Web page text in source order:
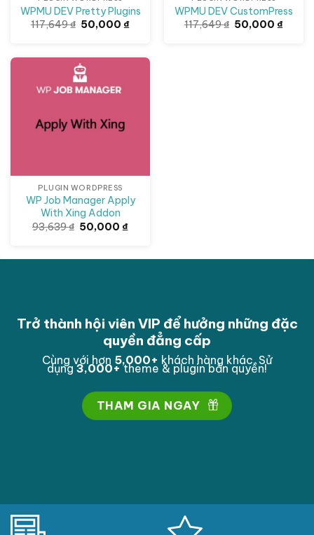
WPMU DEV Pretty Plugins
117,649₫ Giá
gốc
50,000₫Giá
50,000 ₫.
WPMU DEV CustomPress
117,649₫ Giá
gốc
50,000₫Giá
PLUGIN WORDPRESS
WP Job Manager Apply
With Xing Addon
93,639₫ Giá
gốc
50,000 ₫Giá
Trở thành hội viên VIP để hưởng những đặc
quyền đẳng cấp
Cùng với hơn 5,000+ khách hàng khác. Sử
dụng3,000+theme & plugin bản quyền!
THAM GIA NGAY